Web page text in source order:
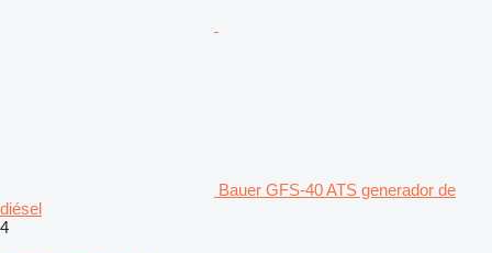
Bauer GFS-40 ATS generador de
diésel
4